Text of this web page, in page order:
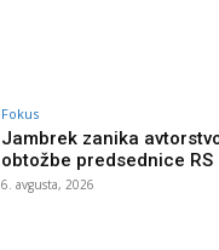
Fokus
Jambrek zanika
obtožbe predsednice RS
6. avgusta, 2026